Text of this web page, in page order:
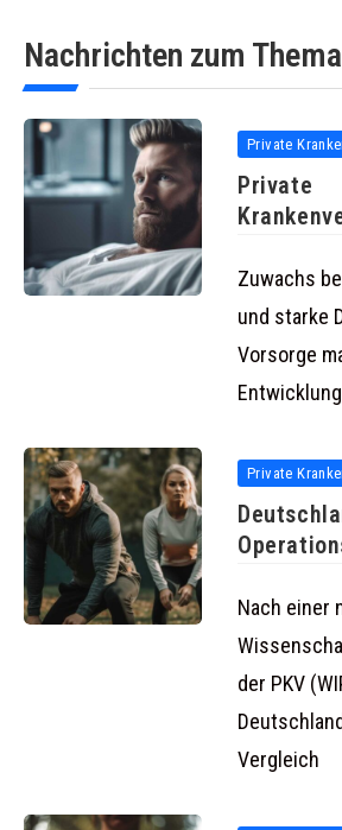
Nachrichten zum Thema
Private
Private
stabiles
Zuwachs
und starke
Vorsorge
Private
Nach einer
der PKV
Vergleich